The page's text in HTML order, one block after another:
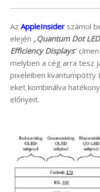
Az AppleInsider számol
elején „Quantum Dot
Efficiency Displays”
melyben a cég arra tesz
pixeleiben kvantumpötty
eket kombinálva
előnyeit.